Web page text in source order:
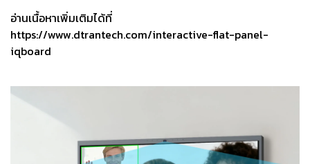
อ่านเนื้อหาเพิ่มเติมได้ที่
https://www.dtrantech.com/interactive-flat-panel-
iqboard